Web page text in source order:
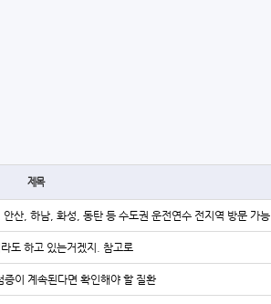
제목
산, 하남, 화성, 동탄 등 수도권 운전연수 전지역 방문 가능
도 하고 있는거겠지. 참고로
증이 계속된다면 확인해야 할 질환